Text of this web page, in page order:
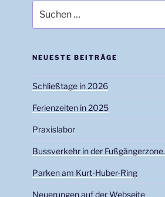
nach:
NEUESTE BEITRÄGE
Schließtage in 2026
Ferienzeiten in 2025
Praxislabor
Bussverkehr in der Fußgängerzone.
Parken am Kurt-Huber-Ring
Neuerungen auf der Webseite